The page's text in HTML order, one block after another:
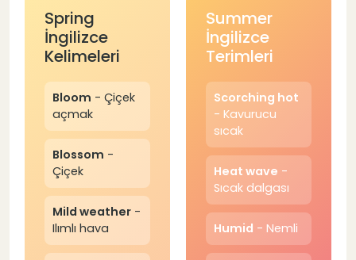
Spring
İngilizce
Kelimeleri
Bloom - Çiçek
açmak
Blossom -
Çiçek
Mild weather -
Ilımlı hava
Summer
İngilizce
Terimleri
Scorching hot
- Kavurucu
sıcak
Heat wave -
Sıcak dalgası
Humid - Nemli